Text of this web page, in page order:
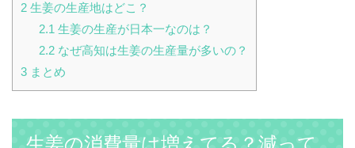
2 生姜の生産地はどこ？
2.1生姜の生産が日本一なのは？
2.2なぜ高知は生姜の生産量が多いの？
3 まとめ